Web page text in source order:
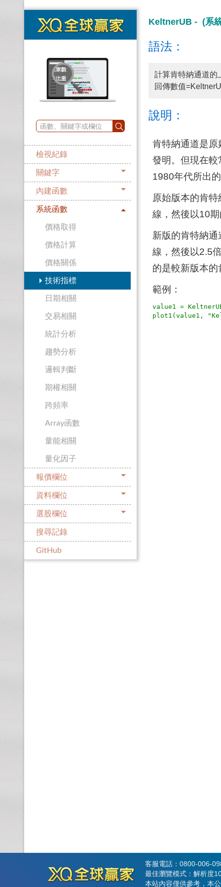
檢視紀錄
關鍵字
內建函數
系統函數
價格取得
價格計算
價格關係
技術指標
日期相關
交易相關
統計分析
趨勢分析
邏輯判斷
期權相關
跨頻率
Array函數
量能相關
量化因子
報價欄位
資料欄位
選股欄位
搜尋記錄
GitHub
KeltnerUB - (系
語法：
計算肯特納通道的
回傳數值
說明：
肯特納通道是
發明。但現在
1980年代所出
原始版本的肯
線，然後以10
新版的肯特納
線，然後以2.5
的是較新版本
範例：
value1 =
客服電話：0800-006-
最佳瀏覽模式：解析度
本站內容僅供參考，本